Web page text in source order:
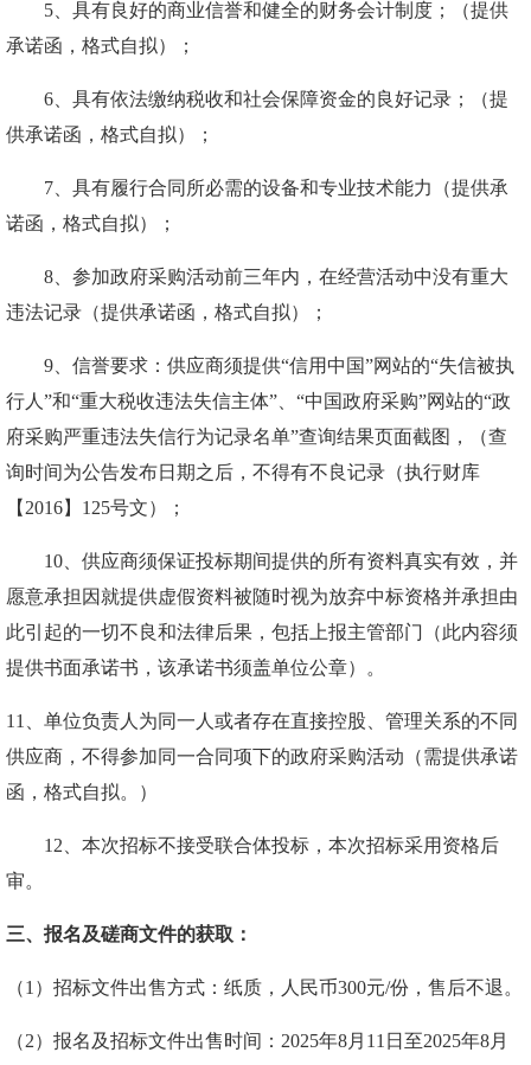
5、 具有良好的商业信誉和健全的财务会计制度；（提供
承诺函，格式自拟）；
6、具有依法缴纳税收和社会保障资金的良好记录；（提
供承诺函，格式自拟）；
7、具有履行合同所必需的设备和专业技术能力（提供承
诺函，格式自拟）；
8、参加政府采购活动前三年内，在经营活动中没有重大
违法记录（提供承诺函，格式自拟）；
9、 信誉要求： 供应商须提供“信用中国”网站的“失信被执
行人”和“重大税收违法失信主体”、“中国政府采购”网站的“政
府采购严重违法失信行为记录名单”查询结果页面截图，（查
询时间为公告发布日期之后，不得有不良记录（执行财库
【2016】125号文）；
10、 供应商须保证投标期间提供的所有资料真实有效，并
愿意承担因就提供虚假资料被随时视为放弃中标资格并承担由
此引起的一切不良和法律后果，包括上报主管部门（此内容须
提供书面承诺书，该承诺书须盖单位公章）。
11
、单位负责人为同一人或者存在直接控股、管理关系的不同
供应商，不得参加同一合同项下的政府采购活动（需提供承诺
函，格式自拟。）
12、 本次招标不接受联合体投标 ， 本次招标采用资格后
审。
三、报名及磋商文件的获取：
（1）招标文件出售方式：纸质，人民币300元/份，售后不退。
（2）报名及招标文件出售时间：2025年8月 11 日至2025年8月